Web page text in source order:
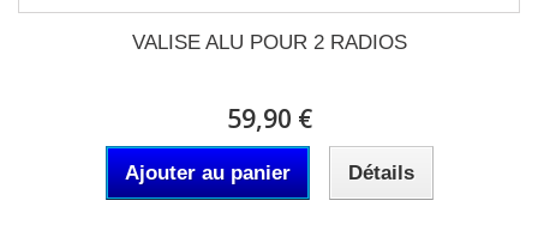
VALISE ALU POUR 2 RADIOS
59,90 €
Ajouter au panier Détails